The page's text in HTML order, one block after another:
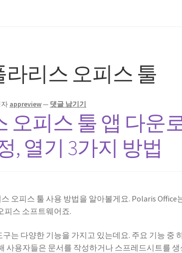
라리스 오피스 툴
appreview— 댓글 남기기
오피스 툴 앱 다운
, 열기 3가지 방법
오피스 툴 사용 방법을 알아볼게요. Polaris
피스 소프트웨어죠.
는 다양한 기능을 가지고 있는데요. 주요 기능 중
사용자들은 문서를 작성하거나 스프레드시트를